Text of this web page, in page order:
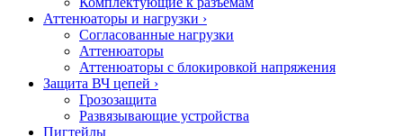
Аттенюаторы и нагрузки ›
Согласованные нагрузки
Аттенюаторы
Аттенюаторы с блокировкой напряжения
Защита ВЧ цепей ›
Грозозащита
Развязывающие устройства
Пигтейлы